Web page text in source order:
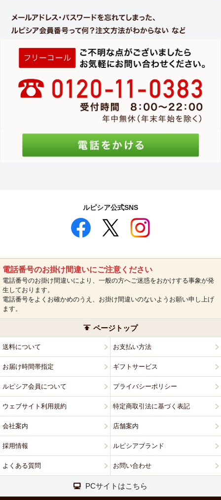
ルピシア公式SNS
電話番号のお掛け間違いにご注意ください
電話番号のお掛け間違いにより、一般の方へご迷惑をおかけする事象が発
生しております。
電話番号をよくお確かめのうえ、お掛け間違いのないようお願い申し上げ
ます。
ページトップ
送料について お支払い方法
お届け時間帯指定 ギフトサービス
ルピシア会員について プライバシーポリシー
ウェブサイト利用規約 特定商取引法に基づく表記
会社案内 店舗案内
採用情報 ルピシアブランド
よくある質問 お問い合わせ
PCサイトはこちら